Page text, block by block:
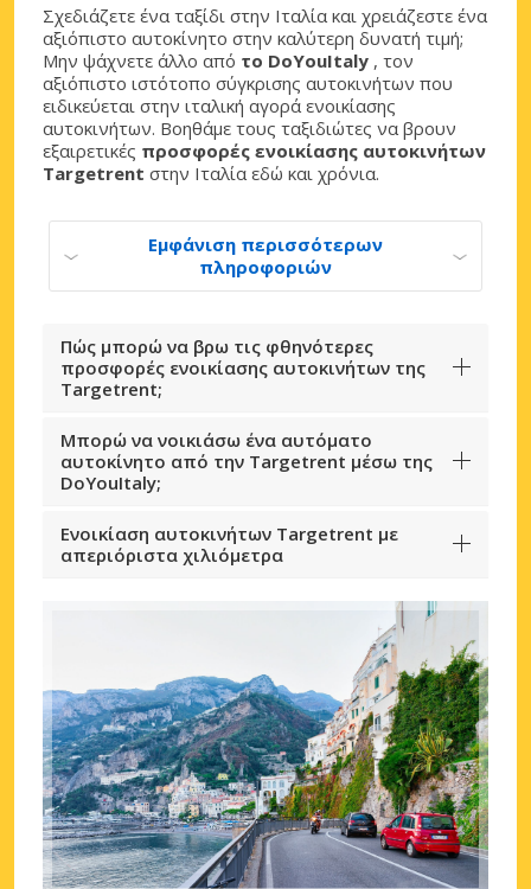
Σχεδιάζετε ένα ταξίδι στην Ιταλία και χρειάζεστε ένα
αξιόπιστο αυτοκίνητο στην καλύτερη δυνατή τιμή;
Μην ψάχνετε άλλο από το DoYouItaly , τον
αξιόπιστο ιστότοπο σύγκρισης αυτοκινήτων που
ειδικεύεται στην ιταλική αγορά ενοικίασης
αυτοκινήτων. Βοηθάμε τους ταξιδιώτες να βρουν
εξαιρετικές προσφορές ενοικίασης αυτοκινήτων
Targetrent στην Ιταλία εδώ και χρόνια.
Εμφάνιση περισσότερων
πληροφοριών
Πώς μπορώ να βρω τις φθηνότερες
προσφορές ενοικίασης αυτοκινήτων της
Targetrent;
Μπορώ να νοικιάσω ένα αυτόματο
αυτοκίνητο από την Targetrent μέσω της
DoYouItaly;
Ενοικίαση αυτοκινήτων Targetrent με
απεριόριστα χιλιόμετρα